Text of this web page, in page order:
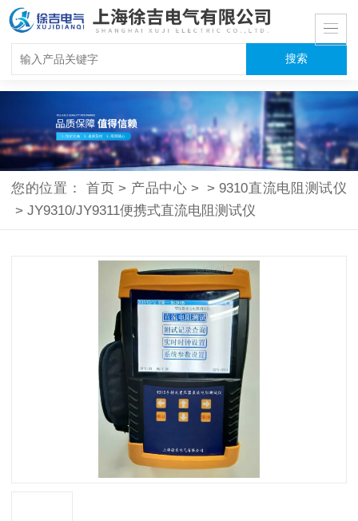
您的位置： 首页 > 产品中心 > > 9310直流电阻测试仪
> JY9310/JY9311便携式直流电阻测试仪